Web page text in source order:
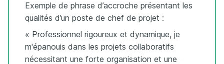
Exemple de phrase d’accroche présentant les
qualités d’un poste de chef de projet :
« Professionnel rigoureux et dynamique, je
m'épanouis dans les projets collaboratifs
nécessitant une forte organisation et une